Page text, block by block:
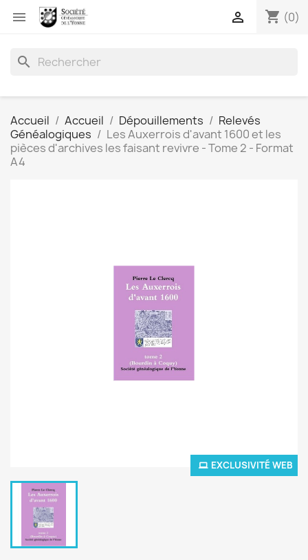
 shopping_cart (0)

search
Accueil Accueil Dépouillements
Relevés
Généalogiques
Les Auxerrois d'avant 1600 et les
pièces d'archives les faisant revivre - Tome 2 - Format
A4
EXCLUSIVITÉ WEB